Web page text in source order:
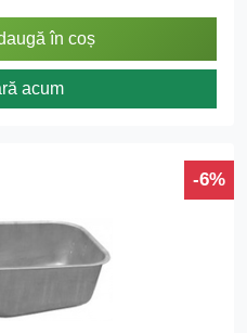
în coș
acum
-6%